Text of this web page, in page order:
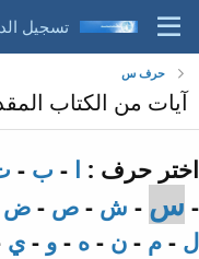
حرف س
آيات من الكتاب
اختر حرف : ا - ب -
- س - ش - ص - ض
ل - م - ن - ه - و - ي